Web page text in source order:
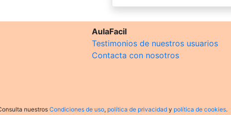
AulaFacil
Testimonios de nuestros usuarios
Contacta con nosotros
nuestros Condiciones de uso, política de privacidad y política de cookies.